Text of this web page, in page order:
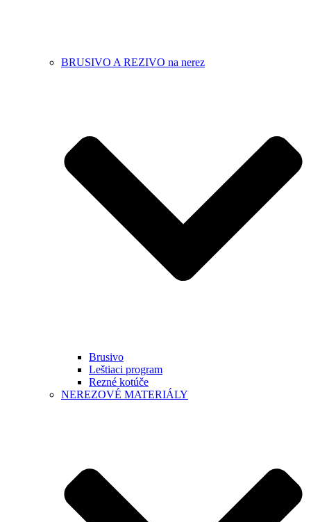
BRUSIVO A REZIVO na nerez
Brusivo
Leštiaci program
Rezné kotúče
NEREZOVÉ MATERIÁLY